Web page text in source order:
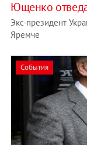
Ющенко
Экс-президент
Яремче
События